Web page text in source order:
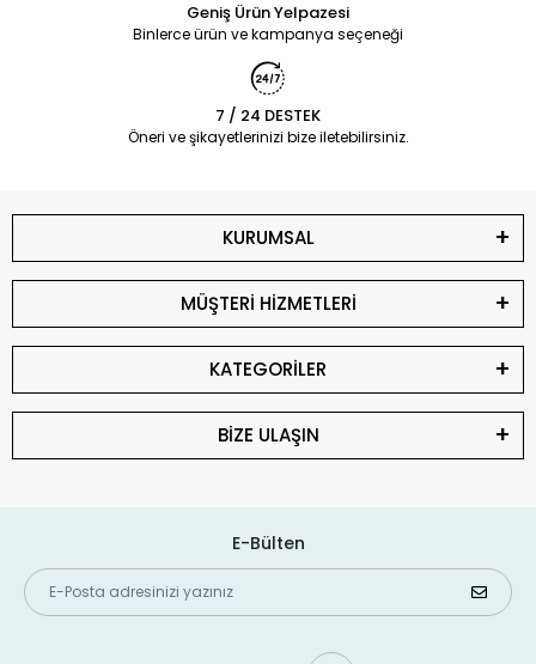
Geniş Ürün Yelpazesi
Binlerce ürün ve kampanya seçeneği
7 / 24 DESTEK
Öneri ve şikayetlerinizi bize iletebilirsiniz.
KURUMSAL
MÜŞTERİ HİZMETLERİ
KATEGORİLER
BİZE ULAŞIN
E-Bülten